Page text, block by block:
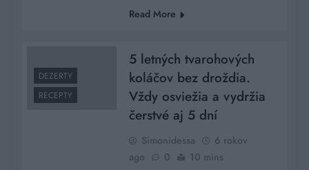
Read More
DEZERTY
RECEPTY
5 letných tvarohových
koláčov bez droždia.
Vždy osviežia a vydržia
čerstvé aj 5 dní
Simonidessa
6 rokov
ago
0 10 mins